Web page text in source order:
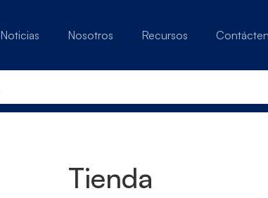
Noticias Nosotros Recursos
Tienda